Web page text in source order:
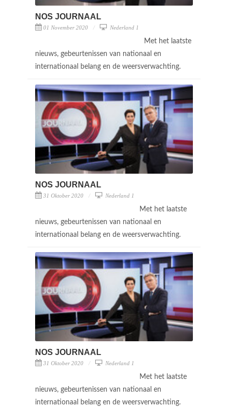
NOS JOURNAAL
01 November 2020 Nederland 1
Met het laatste
nieuws, gebeurtenissen van nationaal en
internationaal belang en de weersverwachting.
NOS JOURNAAL
31 Oktober 2020 Nederland 1
Met het laatste
nieuws, gebeurtenissen van nationaal en
internationaal belang en de weersverwachting.
NOS JOURNAAL
31 Oktober 2020 Nederland 1
Met het laatste
nieuws, gebeurtenissen van nationaal en
internationaal belang en de weersverwachting.